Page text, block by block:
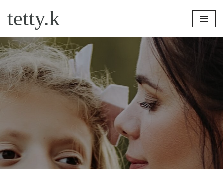
Zum
Inhalt
springen
tetty.k